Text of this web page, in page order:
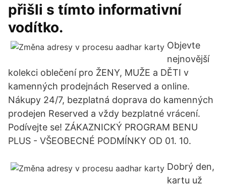
přišli s tímto informativní
vodítko.
Objevte
nejnovější
kolekci oblečení pro ŽENY, MUŽE a DĚTI v
kamenných prodejnách Reserved a online.
Nákupy 24/7, bezplatná doprava do kamenných
prodejen Reserved a vždy bezplatné vrácení.
Podívejte se! ZÁKAZNICKÝ PROGRAM BENU
PLUS - VŠEOBECNÉ PODMÍNKY OD 01. 10.
Dobrý den,
kartu už